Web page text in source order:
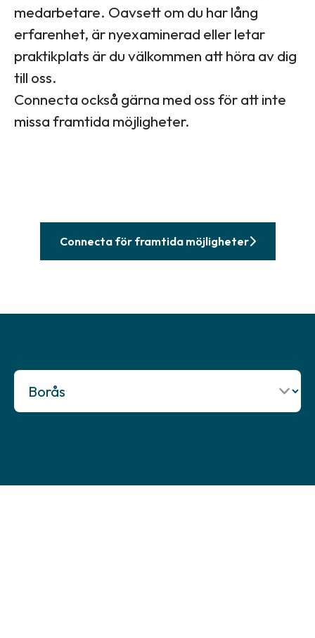
medarbetare. Oavsett om du har lång
erfarenhet, är nyexaminerad eller letar
praktikplats är du välkommen att höra av dig
till oss.
Connecta också gärna med oss för att inte
missa framtida möjligheter.
Connecta för framtida möjligheter